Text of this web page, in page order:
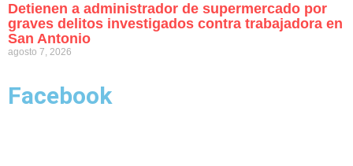
Detienen a administrador de supermercado por
graves delitos investigados contra trabajadora en
San Antonio
agosto 7, 2026
Facebook